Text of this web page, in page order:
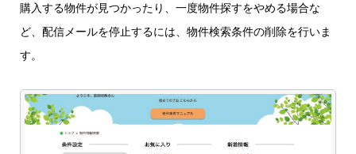
購入する物件が見つかったり、一度物件探すをやめる場合な
ど、配信メールを停止するには、物件検索条件の削除を行いま
す。